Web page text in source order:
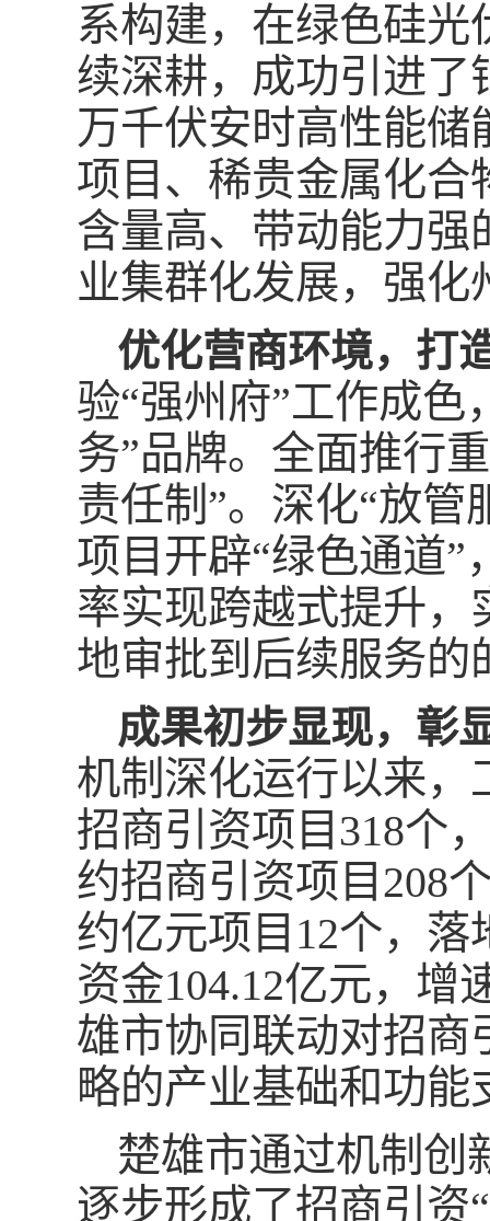
系构建，在绿色硅
续深耕，成功引进了
万千伏安时高性能储
项目、稀贵金属化合
含量高、带动能力强
业集群化发展，强化
优化营商环境，打
验“强州府”工作成色
务”品牌。全面推行
责任制”。深化“放
项目开辟“绿色通道”
率实现跨越式提升
地审批到后续服务的
成果初步显现，彰
机制深化运行以来，
招商引资项目318个
约招商引资项目208
约亿元项目12个，
资金104.12亿元，增
雄市协同联动对招商
略的产业基础和功能
楚雄市通过机制创
逐步形成了招商引资